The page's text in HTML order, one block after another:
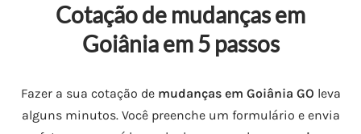
Cotação de mudanças em
Goiânia em 5 passos
Fazer a sua cotação de mudanças em Goiânia GO leva
alguns minutos. Você preenche um formulário e envia